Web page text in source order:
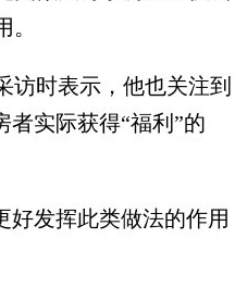
时表示，他也关注到
者实际获得“福利”的
发挥此类做法的作用